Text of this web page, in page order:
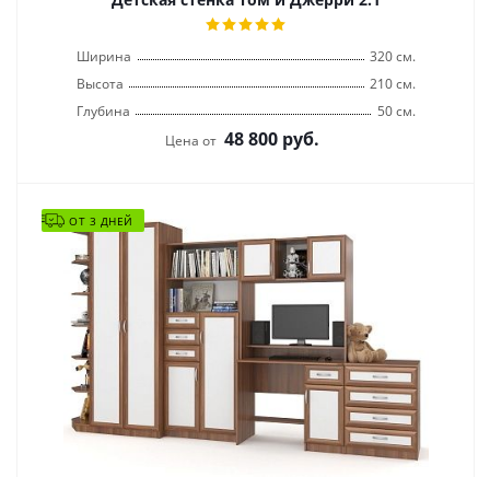
Ширина
320 см.
Высота
210 см.
Глубина
50 см.
Цена от 48 800 руб.
ОТ 3 ДНЕЙ